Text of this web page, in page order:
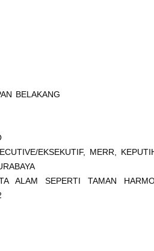
BELAKANG
EKSEKUTIF, MERR,
ALAM SEPERTI TAMAN